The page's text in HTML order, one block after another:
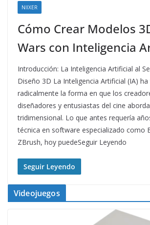
NIIXER
Cómo Crear Modelos
Wars con Inteligencia
Introducción: La Inteligencia Artificial al
Diseño 3D La Inteligencia Artificial (IA)
radicalmente la forma en que los
diseñadores y entusiastas del cine
tridimensional. Lo que antes requería
técnica en software especializado como
ZBrush, hoy puedeSeguir Leyendo
Seguir Leyendo
Videojuegos